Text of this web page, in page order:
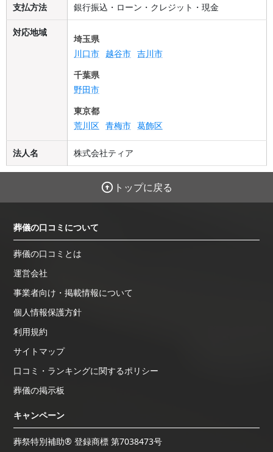
支払方法 銀行振込・ローン・クレジット・現金
対応地域
埼玉県
川口市 越谷市 吉川市
千葉県
野田市
東京都
荒川区 青梅市 葛飾区
法人名 株式会社ティア
トップに戻る
葬儀の口コミについて
葬儀の口コミとは
運営会社
事業者向け・掲載情報について
個人情報保護方針
利用規約
サイトマップ
口コミ・ランキングに関するポリシー
葬儀の掲示板
キャンペーン
葬祭特別補助® 登録商標 第7038473号